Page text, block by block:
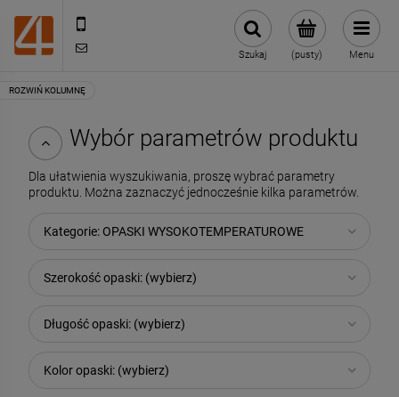
(pusty)
Szukaj Menu
Wybór parametrów produktu
Dla ułatwienia wyszukiwania, proszę wybrać parametry
produktu. Można zaznaczyć jednocześnie kilka parametrów.
Kategorie: OPASKI WYSOKOTEMPERATUROWE
Szerokość opaski: (wybierz)
Długość opaski: (wybierz)
Kolor opaski: (wybierz)